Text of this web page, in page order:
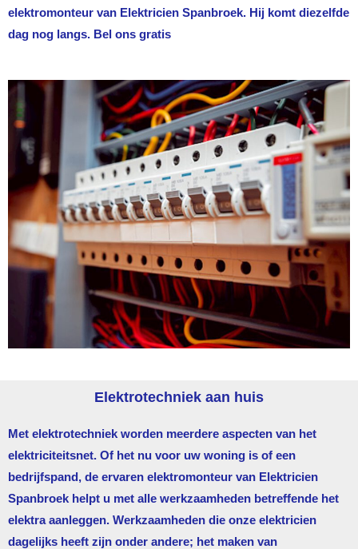
elektromonteur van Elektricien Spanbroek. Hij komt diezelfde
dag nog langs. Bel ons gratis
Elektrotechniek aan huis
Met elektrotechniek worden meerdere aspecten van het
elektriciteitsnet. Of het nu voor uw woning is of een
bedrijfspand, de ervaren elektromonteur van Elektricien
Spanbroek helpt u met alle werkzaamheden betreffende het
elektra aanleggen. Werkzaamheden die onze elektricien
dagelijks heeft zijn onder andere; het maken van